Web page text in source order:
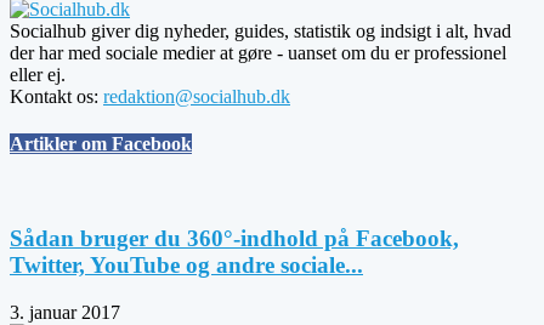
Socialhub giver dig nyheder, guides, statistik og indsigt i alt, hvad
der har med sociale medier at gøre - uanset om du er professionel
eller ej.
Kontakt os: redaktion@socialhub.dk
Artikler om Facebook
Sådan bruger du 360°-indhold på Facebook,
Twitter, YouTube og andre sociale...
3. januar 2017